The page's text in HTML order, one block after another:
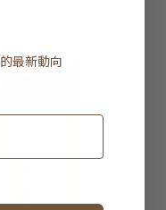
的最新動向